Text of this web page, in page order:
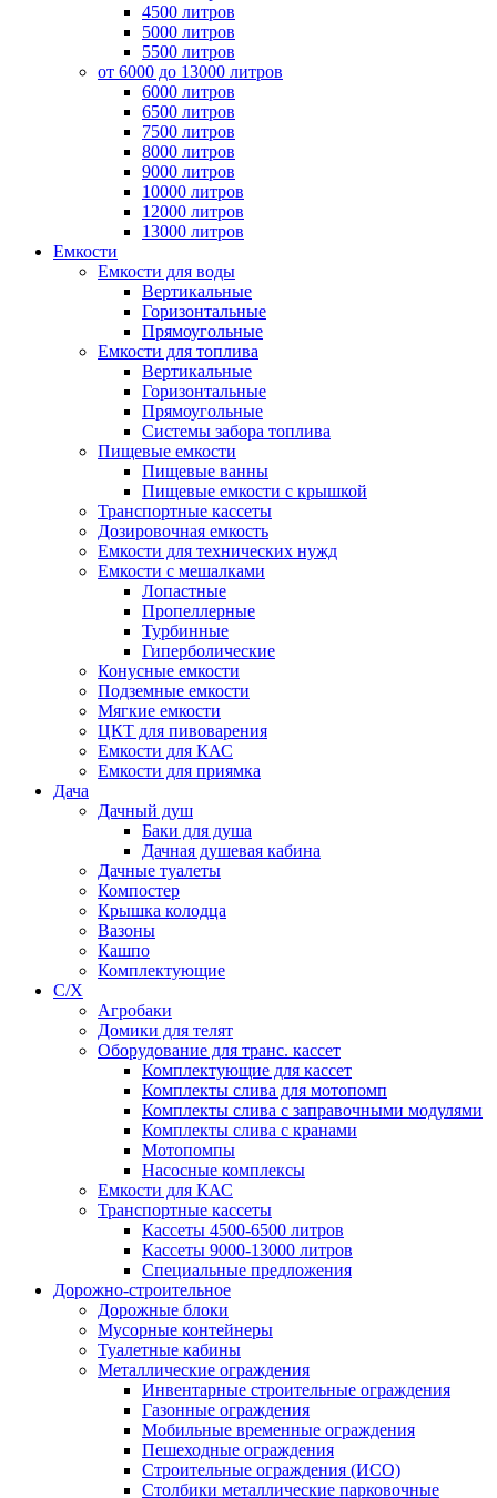
4500 литров
5000 литров
5500 литров
от 6000 до 13000 литров
6000 литров
6500 литров
7500 литров
8000 литров
9000 литров
10000 литров
12000 литров
13000 литров
Емкости
Емкости для воды
Вертикальные
Горизонтальные
Прямоугольные
Емкости для топлива
Вертикальные
Горизонтальные
Прямоугольные
Системы забора топлива
Пищевые емкости
Пищевые ванны
Пищевые емкости с крышкой
Транспортные кассеты
Дозировочная емкость
Емкости для технических нужд
Емкости с мешалками
Лопастные
Пропеллерные
Турбинные
Гиперболические
Конусные емкости
Подземные емкости
Мягкие емкости
ЦКТ для пивоварения
Емкости для КАС
Емкости для приямка
Дача
Дачный душ
Баки для душа
Дачная душевая кабина
Дачные туалеты
Компостер
Крышка колодца
Вазоны
Кашпо
Комплектующие
С/Х
Агробаки
Домики для телят
Оборудование для транс. кассет
Комплектующие для кассет
Комплекты слива для мотопомп
Комплекты слива с заправочными модулями
Комплекты слива с кранами
Мотопомпы
Насосные комплексы
Емкости для КАС
Транспортные кассеты
Кассеты 4500-6500 литров
Кассеты 9000-13000 литров
Специальные предложения
Дорожно-строительное
Дорожные блоки
Мусорные контейнеры
Туалетные кабины
Металлические ограждения
Инвентарные строительные ограждения
Газонные ограждения
Мобильные временные ограждения
Пешеходные ограждения
Строительные ограждения (ИСО)
Столбики металлические парковочные